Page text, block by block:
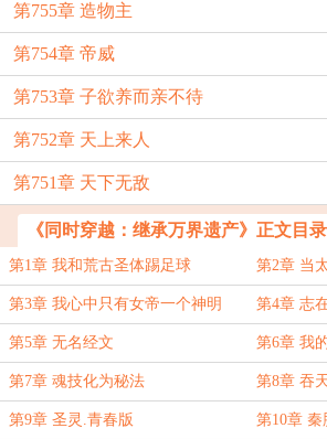
第755章 造物主
第754章 帝威
第753章 子欲养而亲不待
第752章 天上来人
第751章 天下无敌
《同时穿越：继承万界遗产》正文目录
第1章 我和荒古圣体踢足球 第2章 当
第3章 我心中只有女帝一个神明 第4章 志
第5章 无名经文 第6章 我
第7章 魂技化为秘法 第8章 吞
第9章 圣灵.青春版 第10章